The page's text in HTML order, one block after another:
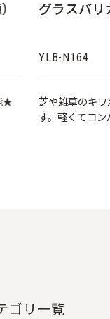
★
グラスバリ
YLB-N164
芝や雑草のキ
す。軽くてコ
ゴリ一覧